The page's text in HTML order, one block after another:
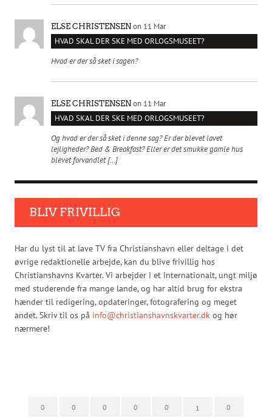
ELSE CHRISTENSEN on 11 Mar
HVAD SKAL DER SKE MED ORLOGSMUSEET?
Hvad er der så sket i sagen?
ELSE CHRISTENSEN on 11 Mar
HVAD SKAL DER SKE MED ORLOGSMUSEET?
Og hvad er der så sket i denne sag? Er der blevet lavet
lejligheder? Bed & Breakfast? Eller er det smukke gamle hus
blevet forvandlet […]
BLIV FRIVILLIG
Har du lyst til at lave TV fra Christianshavn eller deltage i det
øvrige redaktionelle arbejde, kan du blive frivillig hos
Christianshavns Kvarter. Vi arbejder i et internationalt, ungt miljø
med studerende fra mange lande, og har altid brug for ekstra
hænder til redigering, opdateringer, fotografering og meget
andet. Skriv til os på info@christianshavnskvarter.dk og hør
nærmere!
0 0 0 0 0 1 0